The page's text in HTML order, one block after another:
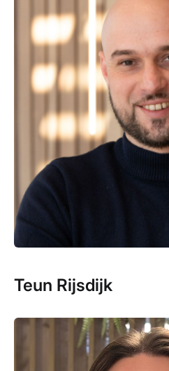
Teun Rijsdijk